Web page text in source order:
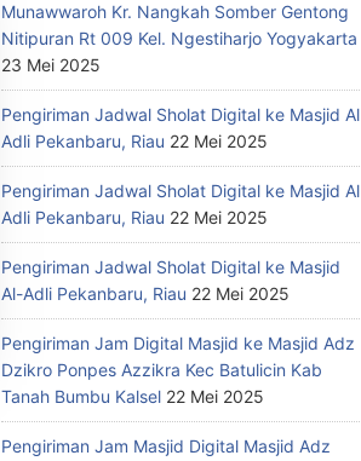
Munawwaroh Kr. Nangkah Somber Gentong
Nitipuran Rt 009 Kel. Ngestiharjo Yogyakarta
23 Mei 2025
Pengiriman Jadwal Sholat Digital ke Masjid Al
Adli Pekanbaru, Riau 22 Mei 2025
Pengiriman Jadwal Sholat Digital ke Masjid Al
Adli Pekanbaru, Riau 22 Mei 2025
Pengiriman Jadwal Sholat Digital ke Masjid
Al-Adli Pekanbaru, Riau 22 Mei 2025
Pengiriman Jam Digital Masjid ke Masjid Adz
Dzikro Ponpes Azzikra Kec Batulicin Kab
Tanah Bumbu Kalsel 22 Mei 2025
Pengiriman Jam Masjid Digital Masjid Adz